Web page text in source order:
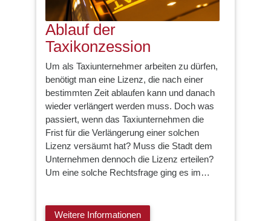
Ablauf der
Taxikonzession
Um als Taxiunternehmer arbeiten zu dürfen,
benötigt man eine Lizenz, die nach einer
bestimmten Zeit ablaufen kann und danach
wieder verlängert werden muss. Doch was
passiert, wenn das Taxiunternehmen die
Frist für die Verlängerung einer solchen
Lizenz versäumt hat? Muss die Stadt dem
Unternehmen dennoch die Lizenz erteilen?
Um eine solche Rechtsfrage ging es im…
Weitere Informationen